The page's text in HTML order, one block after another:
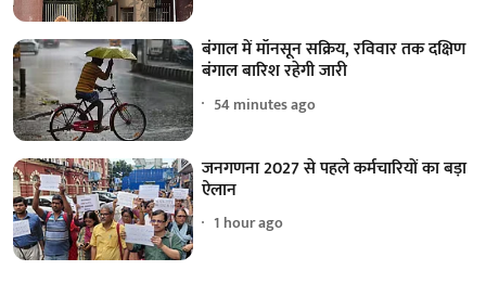
बंगाल में मॉनसून सक्रिय, रविवार तक दक्षिण
बंगाल बारिश रहेगी जारी
54 minutes ago
जनगणना 2027 से पहले कर्मचारियों का बड़ा
ऐलान
1 hour ago